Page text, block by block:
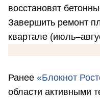
восстановят
Завершить ремонт
квартале
Ранее «Блокнот
области активными